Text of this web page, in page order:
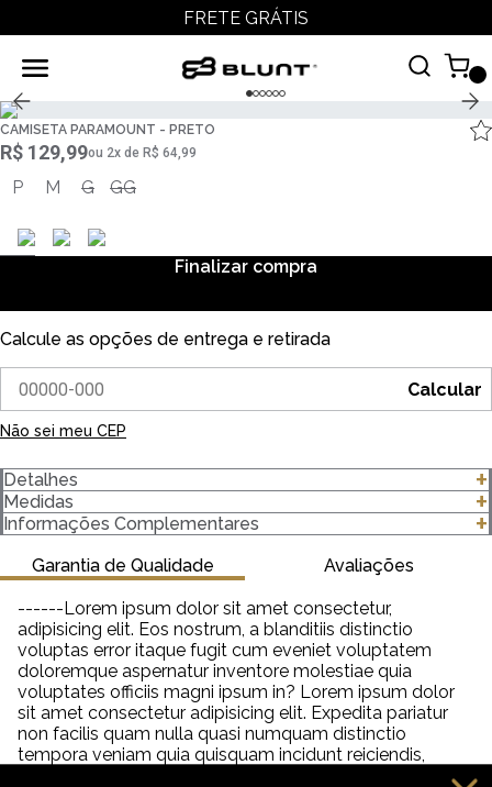
FRETE GRÁTIS
CAMISETA PARAMOUNT - PRETO
R$ 129,99ou 2x de R$ 64,99
P M G GG
Finalizar compra
Calcule as opções de entrega e retirada
Calcular
Não sei meu CEP
Detalhes
-Modelagem Regular
-100% algodão
-Gola canelada 2,5 Centímetros (cm) 2x1 com Elastano
-Gramatura 182 g/m²
Importante saber:
-As cores podem ter algumas variações de acordo com o
monitor ou dispositivo que está utilizando.
-Em produtos de algodão pode haver encolhimento de 2,5 a
3%.
Medidas
clique para abrir as medidas
Informações Complementares
Garantia de Qualidade
------Lorem ipsum dolor sit amet consectetur,
adipisicing elit. Eos nostrum, a blanditiis distinctio
voluptas error itaque fugit cum eveniet voluptatem
doloremque aspernatur inventore molestiae quia
voluptates officiis magni ipsum in? Lorem ipsum dolor
sit amet consectetur adipisicing elit. Expedita pariatur
non facilis quam nulla quasi numquam distinctio
tempora veniam quia quisquam incidunt reiciendis,
saepe neque unde labore illum dolor provident. Lorem
Avaliações